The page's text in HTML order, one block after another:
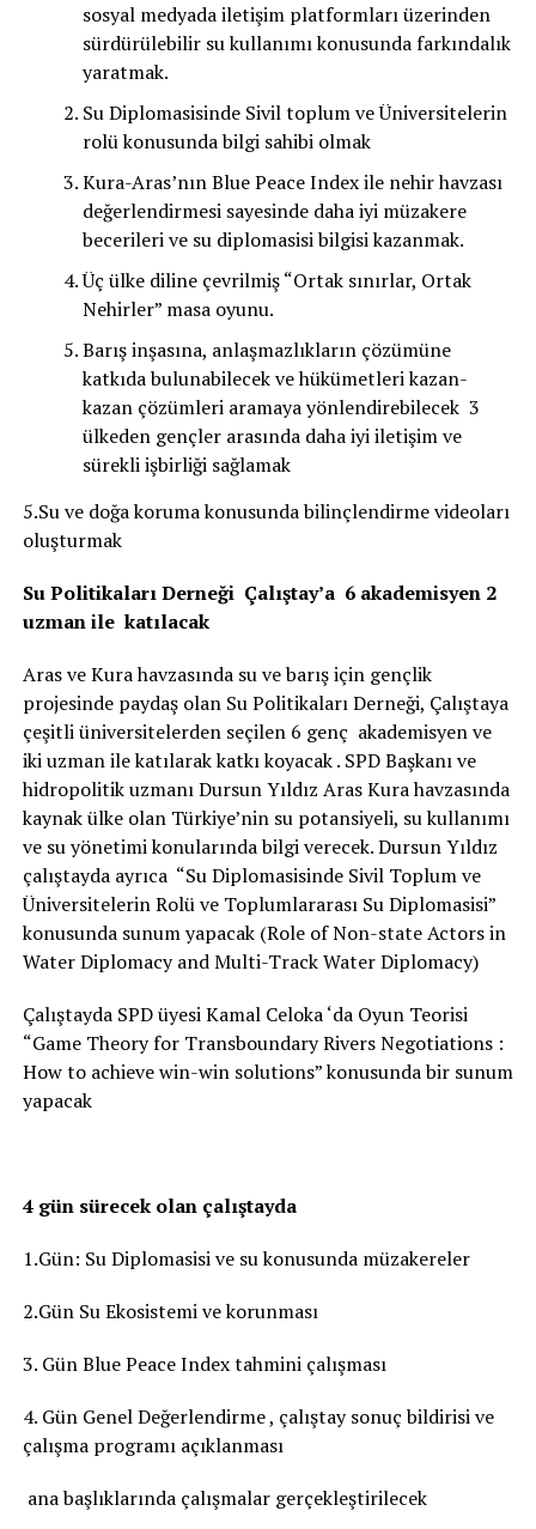
sosyal medyada iletişim platformları üzerinden
sürdürülebilir su kullanımı konusunda farkındalık
yaratmak.
Su Diplomasisinde Sivil toplum ve Üniversitelerin
rolü konusunda bilgi sahibi olmak
Kura-Aras’nın Blue Peace Index ile nehir havzası
değerlendirmesi sayesinde daha iyi müzakere
becerileri ve su diplomasisi bilgisi kazanmak.
Üç ülke diline çevrilmiş “Ortak sınırlar, Ortak
Nehirler” masa oyunu.
Barış inşasına, anlaşmazlıkların çözümüne
katkıda bulunabilecek ve hükümetleri kazan-
kazan çözümleri aramaya yönlendirebilecek 3
ülkeden gençler arasında daha iyi iletişim ve
sürekli işbirliği sağlamak
5.Su ve doğa koruma konusunda bilinçlendirme videoları
oluşturmak
Su Politikaları Derneği Çalıştay’a 6 akademisyen 2
uzman ile katılacak
Aras ve Kura havzasında su ve barış için gençlik
projesinde paydaş olan Su Politikaları Derneği, Çalıştaya
çeşitli üniversitelerden seçilen 6 genç akademisyen ve
iki uzman ile katılarak katkı koyacak . SPD Başkanı ve
hidropolitik uzmanı Dursun Yıldız Aras Kura havzasında
kaynak ülke olan Türkiye’nin su potansiyeli, su kullanımı
ve su yönetimi konularında bilgi verecek. Dursun Yıldız
çalıştayda ayrıca “Su Diplomasisinde Sivil Toplum ve
Üniversitelerin Rolü ve Toplumlararası Su Diplomasisi”
konusunda sunum yapacak (Role of Non-state Actors in
Water Diplomacy and Multi-Track Water Diplomacy)
Çalıştayda SPD üyesi Kamal Celoka ‘da Oyun Teorisi
“Game Theory for Transboundary Rivers Negotiations :
How to achieve win-win solutions” konusunda bir sunum
yapacak
4 gün sürecek olan çalıştayda
1.Gün: Su Diplomasisi ve su konusunda müzakereler
2.Gün Su Ekosistemi ve korunması
3. Gün Blue Peace Index tahmini çalışması
4. Gün Genel Değerlendirme , çalıştay sonuç bildirisi ve
çalışma programı açıklanması
ana başlıklarında çalışmalar gerçekleştirilecek